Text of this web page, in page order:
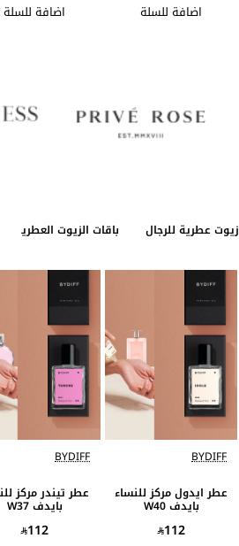
اضافة للسلة اضافة للسلة
زيوت عطرية للرجال باقات الزيوت العطرية
BYDIFF
عطر ايدول مركز للنساء
بايدف W40
112
BYDIFF
عطر تيندر مركز
بايدف W37
112